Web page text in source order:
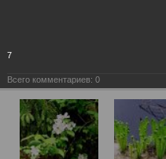
7
Всего комментариев: 0